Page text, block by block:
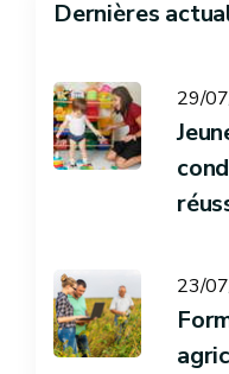
Dernières
29/
23/